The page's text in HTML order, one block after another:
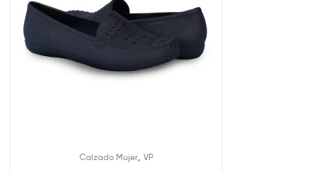
Calzado Mujer, VP